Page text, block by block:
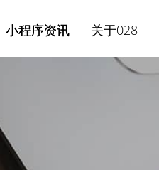
小程序资讯 关于028